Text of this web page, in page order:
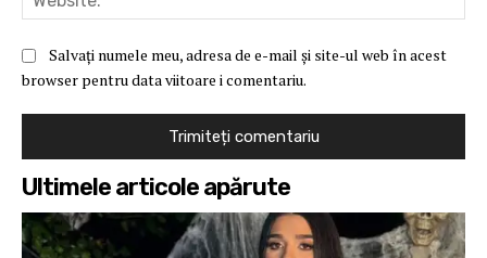
Salvați numele meu, adresa de e-mail și site-ul web în acest
browser pentru data viitoare i comentariu.
Ultimele articole apărute